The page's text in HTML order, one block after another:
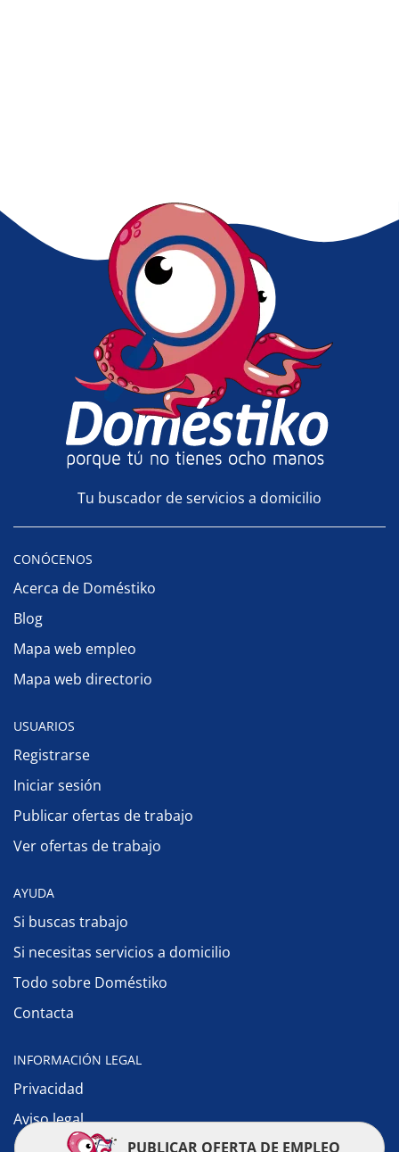
Tu buscador de servicios a domicilio
CONÓCENOS
Acerca de Doméstiko
Blog
Mapa web empleo
Mapa web directorio
USUARIOS
Registrarse
Iniciar sesión
Publicar ofertas de trabajo
Ver ofertas de trabajo
AYUDA
Si buscas trabajo
Si necesitas servicios a domicilio
Todo sobre Doméstiko
Contacta
INFORMACIÓN LEGAL
Privacidad
Aviso legal
PUBLICAR OFERTA DE EMPLEO